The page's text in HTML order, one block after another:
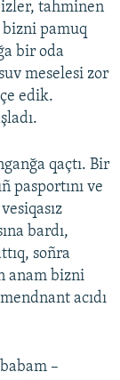
tahminen
pamuq
bir oda
meselesi zor
edik.
qaçtı. Bir
pasportını ve
bardı,
soñra
anam bizni
acıdı
–